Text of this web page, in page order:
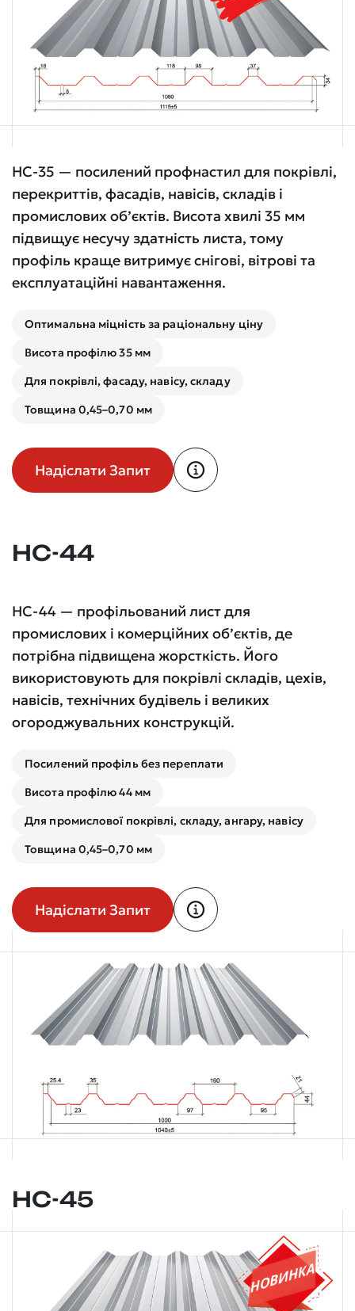
НС-35 — посилений профнастил для покрівлі,
перекриттів, фасадів, навісів, складів і
промислових об’єктів. Висота хвилі 35 мм
підвищує несучу здатність листа, тому
профіль краще витримує снігові, вітрові та
експлуатаційні навантаження.
Оптимальна міцність за раціональну ціну
Висота профілю 35 мм
Для покрівлі, фасаду, навісу, складу
Товщина 0,45–0,70 мм
Надіслати Запит
НС-44
НС-44 — профільований лист для
промислових і комерційних об’єктів, де
потрібна підвищена жорсткість. Його
використовують для покрівлі складів, цехів,
навісів, технічних будівель і великих
огороджувальних конструкцій.
Посилений профіль без переплати
Висота профілю 44 мм
Для промислової покрівлі, складу, ангару, навісу
Товщина 0,45–0,70 мм
Надіслати Запит
НС-45